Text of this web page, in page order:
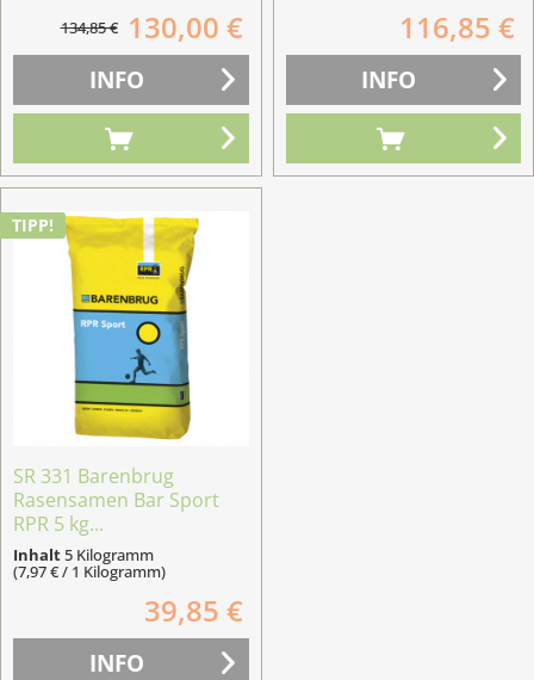
134,85 € 130,00 €
INFO
116,85 €
INFO
TIPP!
SR 331 Barenbrug
Rasensamen Bar Sport
RPR 5 kg...
Inhalt5 Kilogramm
(7,97 € / 1 Kilogramm)
39,85 €
INFO